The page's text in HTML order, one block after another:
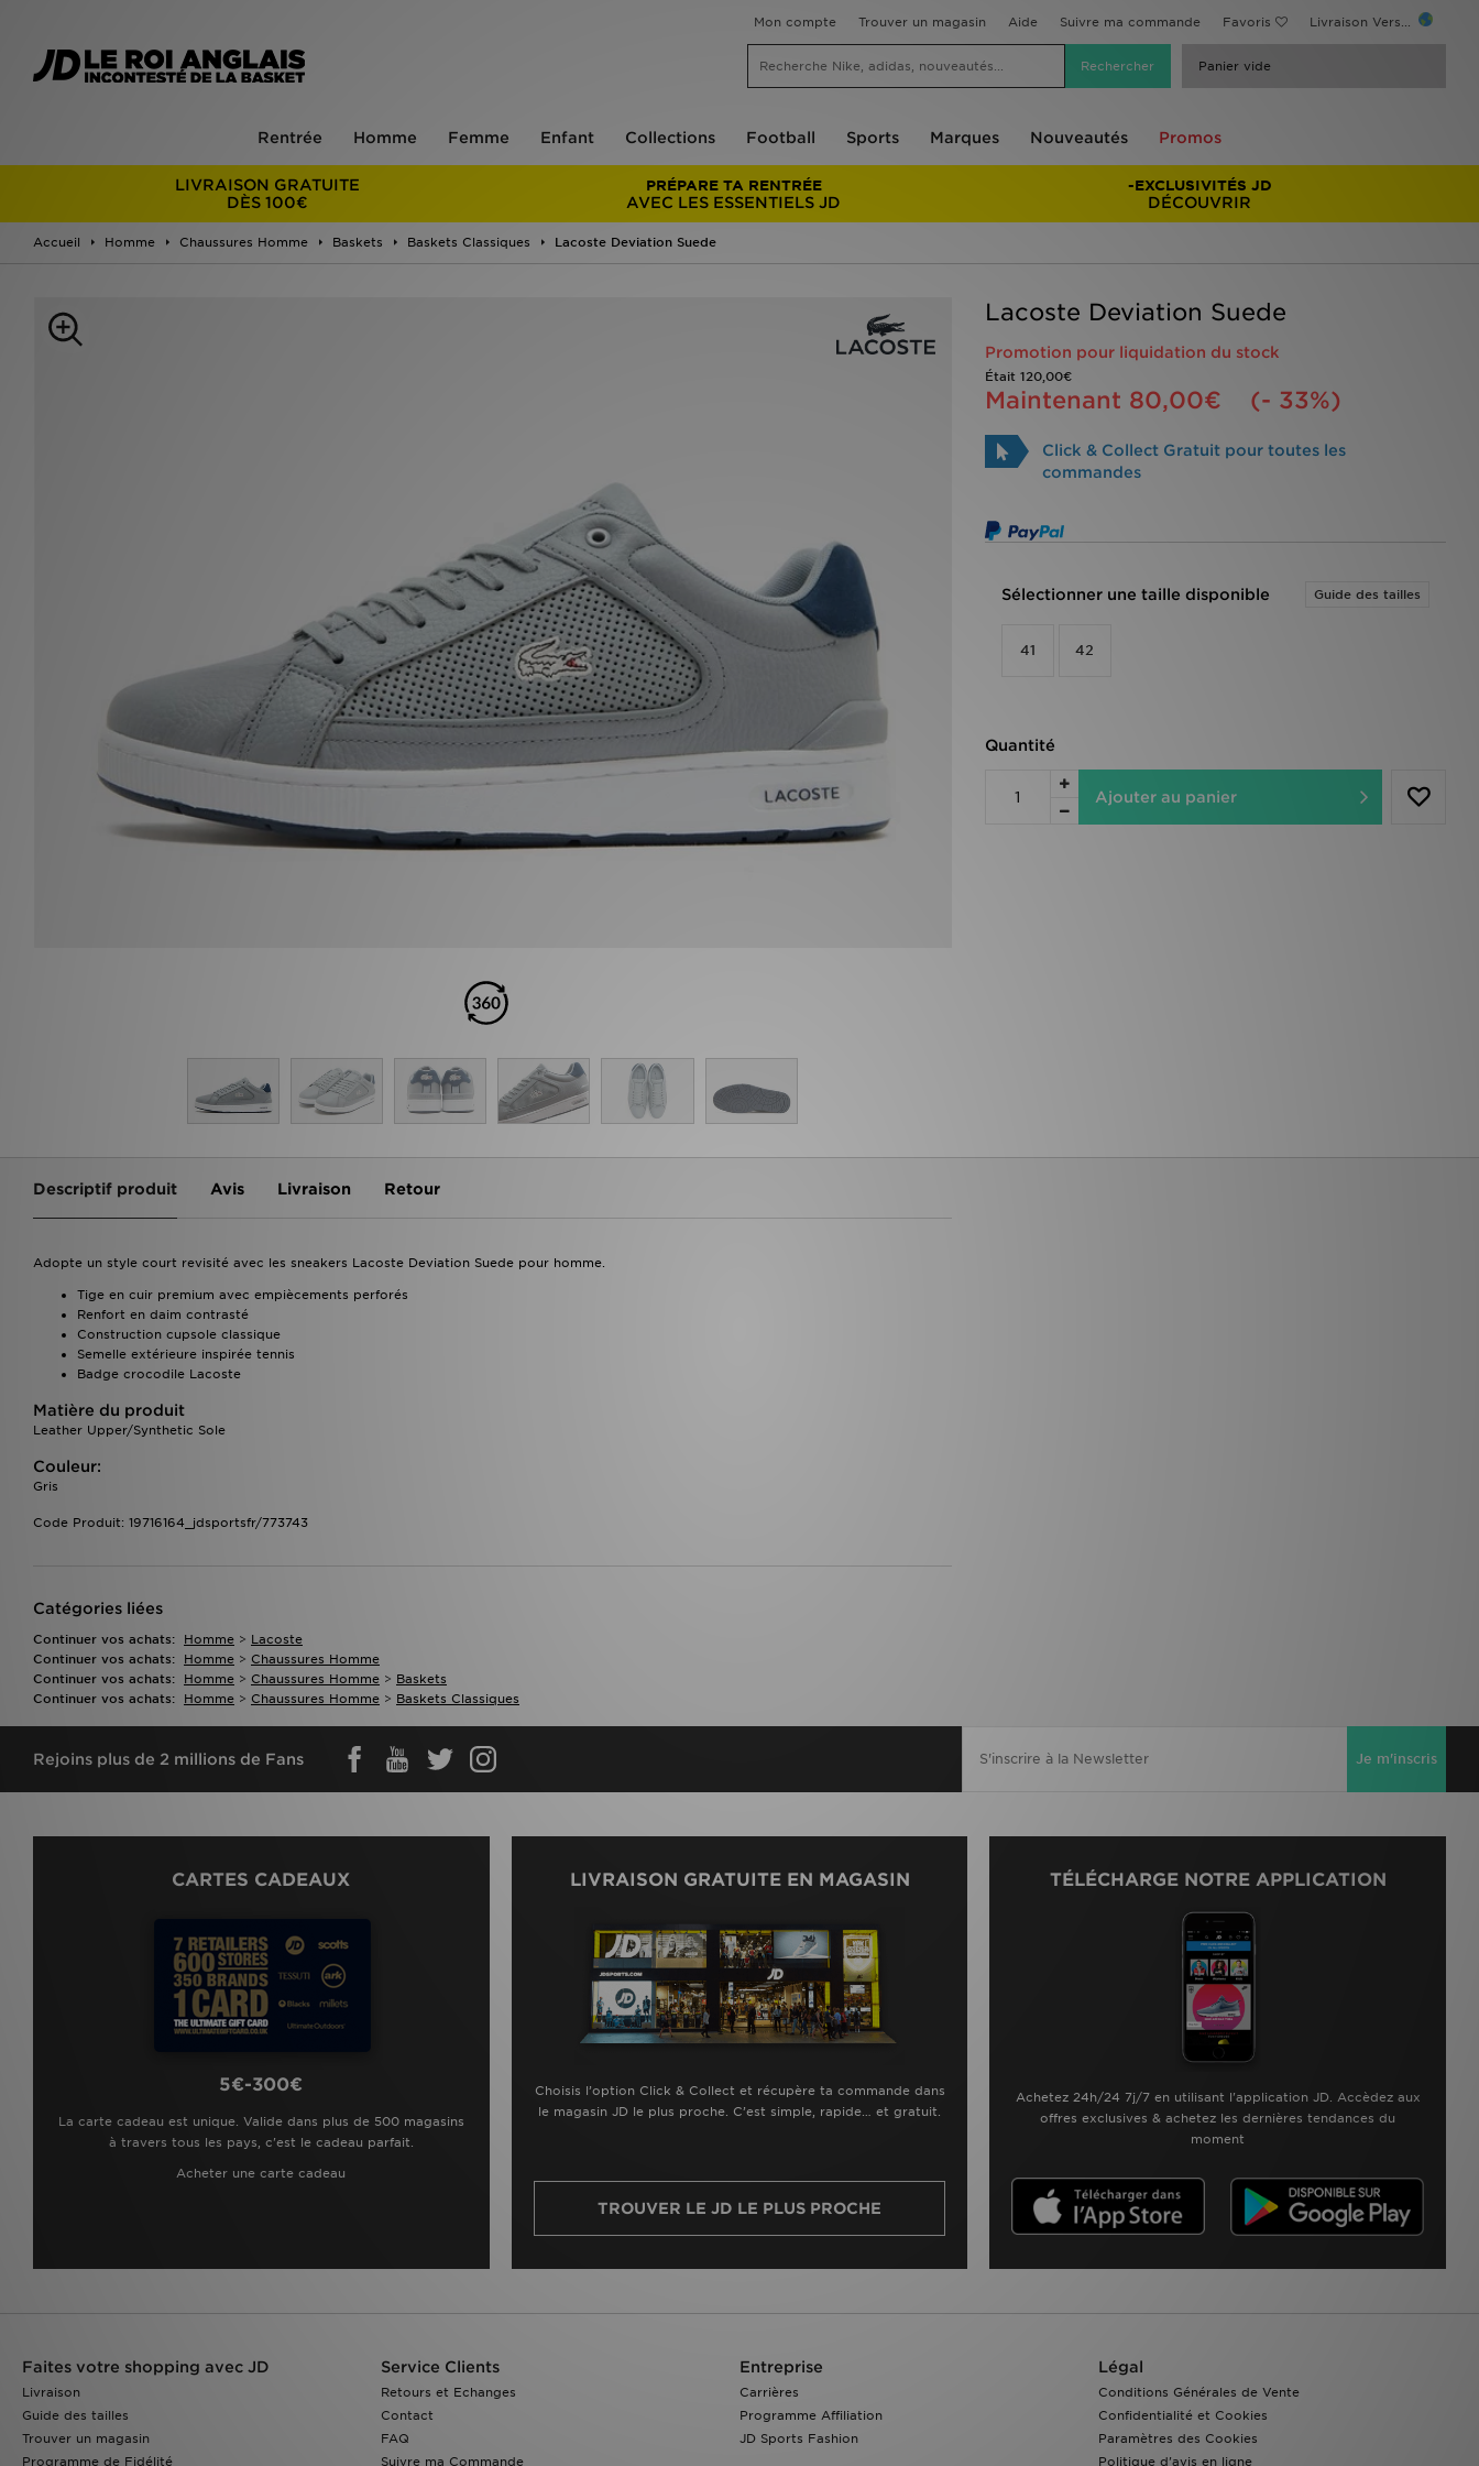
Mon compte Trouver un magasin Aide Suivre ma commande Favoris Livraison Vers...
Panier vide
Rentrée Homme Femme Enfant Collections Football Sports Marques Nouveautés Promos
LIVRAISON GRATUITE
DÈS 100€
PRÉPARE TA RENTRÉE
AVEC LES ESSENTIELS JD
-EXCLUSIVITÉS JD
DÉCOUVRIR
Accueil Homme Chaussures Homme Baskets Baskets Classiques Lacoste Deviation Suede
Lacoste Deviation Suede
Promotion pour liquidation du stock
Était 120,00€
Maintenant 80,00€ (- 33%)
Click & Collect Gratuit pour toutes les
commandes
Sélectionner une taille disponible Guide des tailles
41 42
Quantité
Ajouter au panier
Descriptif produit Avis Livraison Retour
Adopte un style court revisité avec les sneakers Lacoste Deviation Suede pour homme.
Tige en cuir premium avec empiècements perforés
Renfort en daim contrasté
Construction cupsole classique
Semelle extérieure inspirée tennis
Badge crocodile Lacoste
Matière du produit
Leather Upper/Synthetic Sole
Couleur:
Gris
Code Produit: 19716164_jdsportsfr/773743
Catégories liées
Continuer vos achats: Homme > Lacoste
Continuer vos achats:
Homme > Chaussures Homme
Continuer vos achats:
Homme > Chaussures Homme > Baskets
Continuer vos achats:
Homme > Chaussures Homme > Baskets Classiques
Rejoins plus de 2 millions de Fans Je m'inscris
CARTES CADEAUX
5€-300€
La carte cadeau est unique. Valide dans plus de 500 magasins
à travers tous les pays, c'est le cadeau parfait.
Acheter une carte cadeau
LIVRAISON GRATUITE EN MAGASIN
Choisis l’option Click & Collect et récupère ta commande dans
le magasin JD le plus proche. C’est simple, rapide… et gratuit.
TROUVER LE JD LE PLUS PROCHE
TÉLÉCHARGE NOTRE APPLICATION
Achetez 24h/24 7j/7 en utilisant l'application JD. Accèdez aux
offres exclusives & achetez les dernières tendances du
moment
Faites votre shopping avec JD
Livraison
Guide des tailles
Trouver un magasin
Programme de Fidélité
Service Clients
Retours et Echanges
Contact
FAQ
Suivre ma Commande
Entreprise
Carrières
Programme Affiliation
JD Sports Fashion
Légal
Conditions Générales de Vente
Confidentialité et Cookies
Paramètres des Cookies
Politique d'avis en ligne